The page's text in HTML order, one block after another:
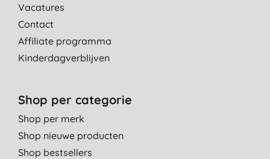
Vacatures
Contact
Affiliate programma
Kinderdagverblijven
Shop per categorie
Shop per merk
Shop nieuwe producten
Shop bestsellers